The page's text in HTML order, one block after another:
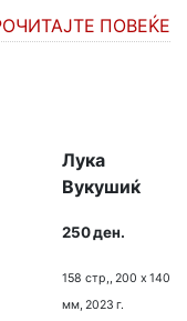
ПОВЕЌЕ
Лука
Вукушиќ
250 ден.
158 стр,, 200 х 140
мм, 2023 г.